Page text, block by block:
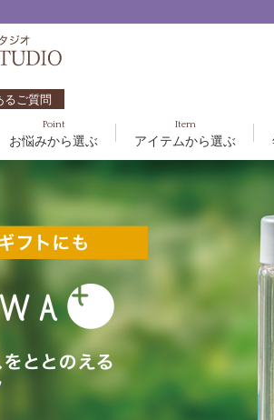
るご質問
Point
お悩みから選ぶ
ハリ・たるみ
エイジングケア
疲れ・リラックス・健やか
Item
アイテムから選ぶ
ボディケア
メイクアップ
10代
40代
洗顔料
クリーム
ポイントメイク
ブラシ
アクアイーズ
セブンセンシズ
スカイズグレース